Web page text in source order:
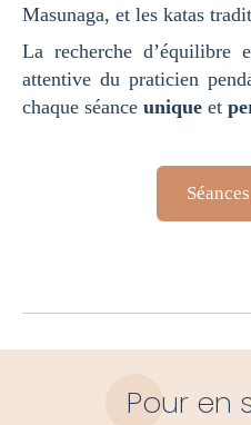
Masunaga, et les katas
La recherche d’équilibre
attentive du praticien
chaque séance unique et
Pour en